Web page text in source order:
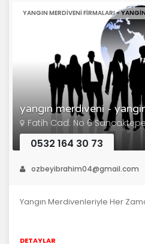
yangın merdiveni -
YANGIN MERDIVENI FIRMALARI -
Fatih Cad. No 6
0532 164 30 73
ozbeyibrahim04@gmail.com
Yangın Merdivenleriyle Her
DETAYLAR